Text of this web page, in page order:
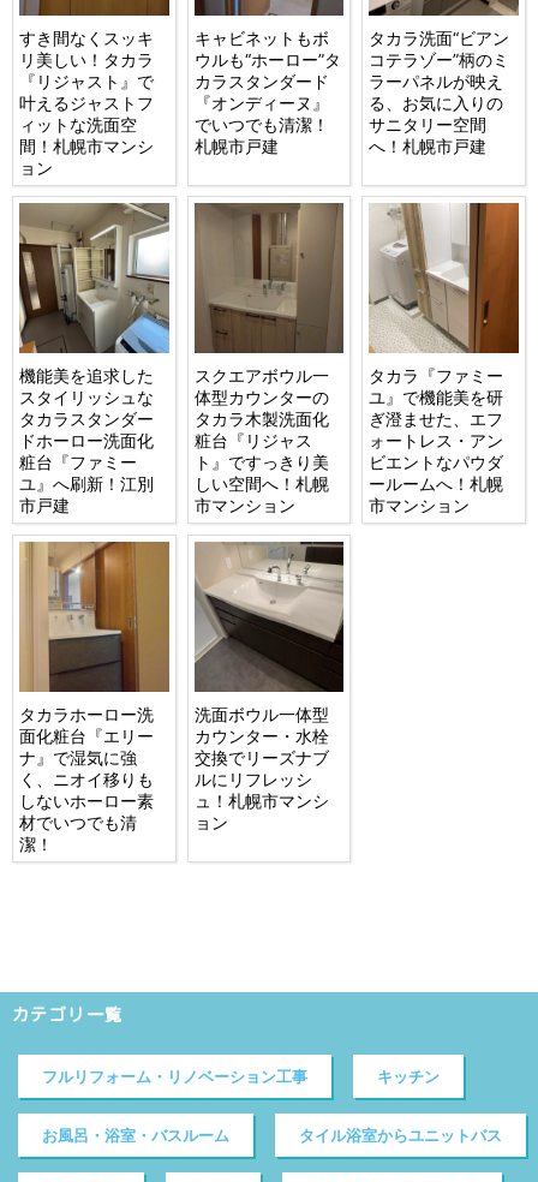
すき間なくスッキ
リ美しい！タカラ
『リジャスト』で
叶えるジャストフ
ィットな洗面空
間！札幌市マンシ
ョン
キャビネットもボ
ウルも“ホーロー”タ
カラスタンダード
『オンディーヌ』
でいつでも清潔！
札幌市戸建
タカラ洗面“ビアン
コテラゾー”柄のミ
ラーパネルが映え
る、お気に入りの
サニタリー空間
へ！札幌市戸建
機能美を追求した
スタイリッシュな
タカラスタンダー
ドホーロー洗面化
粧台『ファミー
ユ』へ刷新！江別
市戸建
スクエアボウル一
体型カウンターの
タカラ木製洗面化
粧台『リジャス
ト』ですっきり美
しい空間へ！札幌
市マンション
タカラ『ファミー
ユ』で機能美を研
ぎ澄ませた、エフ
ォートレス・アン
ビエントなパウダ
ールームへ！札幌
市マンション
タカラホーロー洗
面化粧台『エリー
ナ』で湿気に強
く、ニオイ移りも
しないホーロー素
材でいつでも清
潔！
洗面ボウル一体型
カウンター・水栓
交換でリーズナブ
ルにリフレッシ
ュ！札幌市マンシ
ョン
カテゴリ一覧
フルリフォーム・リノベーション工事 キッチン
お風呂・浴室・バスルーム タイル浴室からユニットバス